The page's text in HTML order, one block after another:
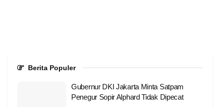
Berita Populer
Gubernur DKI Jakarta Minta Satpam
Penegur Sopir Alphard Tidak Dipecat